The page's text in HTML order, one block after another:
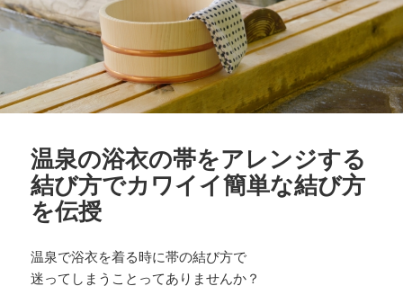
温泉の浴衣の帯をアレンジする
結び方でカワイイ簡単な結び方
を伝授
温泉で浴衣を着る時に帯の結び方で
迷ってしまうことってありませんか？